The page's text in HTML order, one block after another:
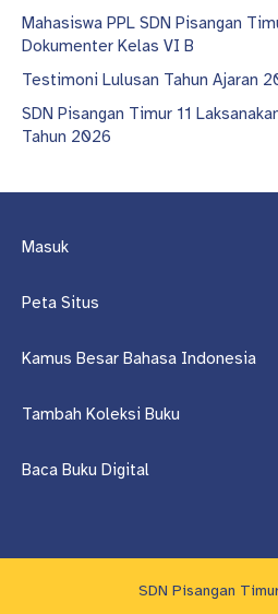
Mahasiswa PPL SDN Pisangan
Dokumenter Kelas VI B
Testimoni Lulusan Tahun Ajaran
SDN Pisangan Timur 11
Tahun 2026
Masuk
Peta Situs
Kamus Besar Bahasa Indonesia
Tambah Koleksi Buku
Baca Buku Digital
SDN Pisangan